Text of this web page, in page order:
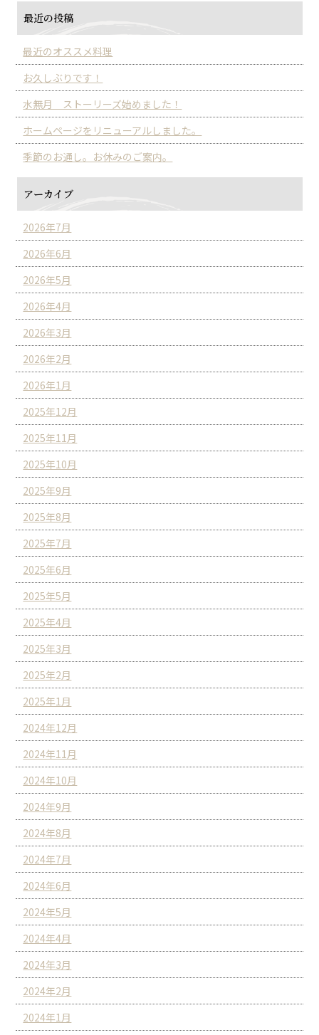
最近の投稿
最近のオススメ料理
お久しぶりです！
水無月 ストーリーズ始めました！
ホームページをリニューアルしました。
季節のお通し。お休みのご案内。
アーカイブ
2026年7月
2026年6月
2026年5月
2026年4月
2026年3月
2026年2月
2026年1月
2025年12月
2025年11月
2025年10月
2025年9月
2025年8月
2025年7月
2025年6月
2025年5月
2025年4月
2025年3月
2025年2月
2025年1月
2024年12月
2024年11月
2024年10月
2024年9月
2024年8月
2024年7月
2024年6月
2024年5月
2024年4月
2024年3月
2024年2月
2024年1月